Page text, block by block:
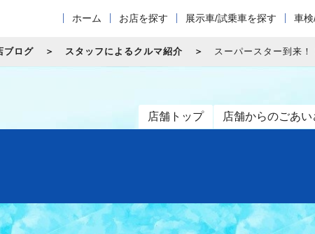
ホーム お店を探す 展示車/試乗車を探す 車
ブログ スタッフによるクルマ紹介 スーパースター到来
店舗トップ 店舗からのごあい